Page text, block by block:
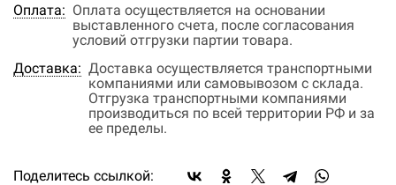
Оплата: Оплата осуществляется на основании
выставленного счета, после согласования
условий отгрузки партии товара.
Доставка: Доставка осуществляется транспортными
компаниями или самовывозом с склада.
Отгрузка транспортными компаниями
производиться по всей территории РФ и за
ее пределы.
Поделитесь ссылкой: